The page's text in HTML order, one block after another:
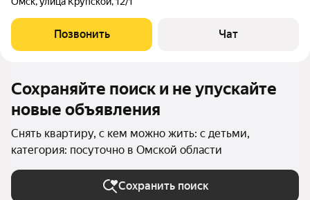
Позвонить Чат
Сохраняйте поиск и не упускайте
новые объявления
Снять квартиру, с кем можно жить: с детьми,
категория: посуточно в Омской области
Сохранить поиск